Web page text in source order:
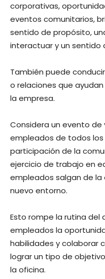
corporativas,
eventos comunitarios,
sentido de propósito,
interactuar y un sentido
También puede
o relaciones que
la empresa.
Considera un evento
empleados de todos
participación de la
ejercicio de trabajo en
empleados salgan de la
nuevo entorno.
Esto rompe la rutina del
empleados la
habilidades y colaborar
lograr un tipo de
la oficina.